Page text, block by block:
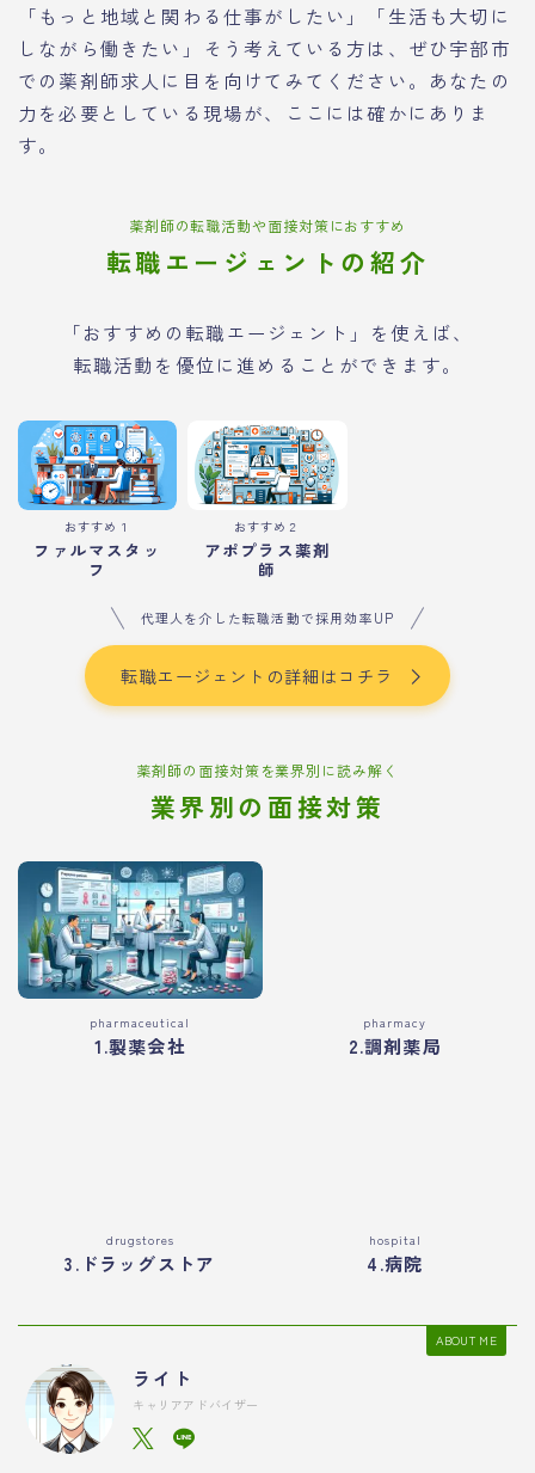
「もっと地域と関わる仕事がしたい」「生活も大切に
しながら働きたい」そう考えている方は、ぜひ宇部市
での薬剤師求人に目を向けてみてください。あなたの
力を必要としている現場が、ここには確かにありま
す。
薬剤師の転職活動や面接対策におすすめ
転職エージェントの紹介
「おすすめの転職エージェント」を使えば、
転職活動を優位に進めることができます。
おすすめ１
ファルマスタッ
フ
おすすめ２
アポプラス薬剤
師
代理人を介した転職活動で採用効率UP
転職エージェントの詳細はコチラ
薬剤師の面接対策を業界別に読み解く
業界別の面接対策
pharmaceutical
1.製薬会社
pharmacy
2.調剤薬局
drugstores
3.ドラッグストア
hospital
4.病院
ABOUT ME
ライト
キャリアアドバイザー